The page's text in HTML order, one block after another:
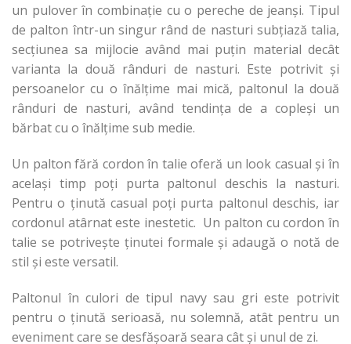
un pulover în combinație cu o pereche de jeanși. Tipul
de palton într-un singur rând de nasturi subțiază talia,
secțiunea sa mijlocie având mai puțin material decât
varianta la două rânduri de nasturi. Este potrivit și
persoanelor cu o înălțime mai mică, paltonul la două
rânduri de nasturi, având tendința de a copleși un
bărbat cu o înălțime sub medie.
Un palton fără cordon în talie oferă un look casual și în
același timp poți purta paltonul deschis la nasturi.
Pentru o ținută casual poți purta paltonul deschis, iar
cordonul atârnat este inestetic. Un palton cu cordon în
talie se potrivește ținutei formale și adaugă o notă de
stil și este versatil.
Paltonul în culori de tipul navy sau gri este potrivit
pentru o ținută serioasă, nu solemnă, atât pentru un
eveniment care se desfășoară seara cât și unul de zi.